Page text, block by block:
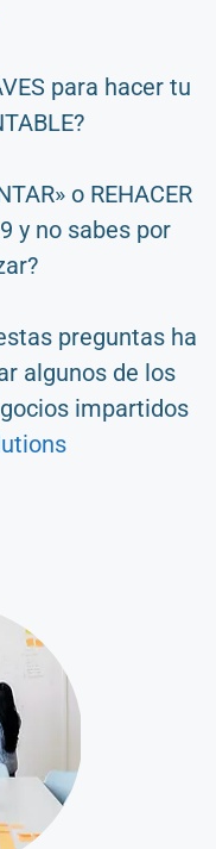
para hacer tu
o REHACER
y no sabes por
preguntas ha
algunos de los
impartidos